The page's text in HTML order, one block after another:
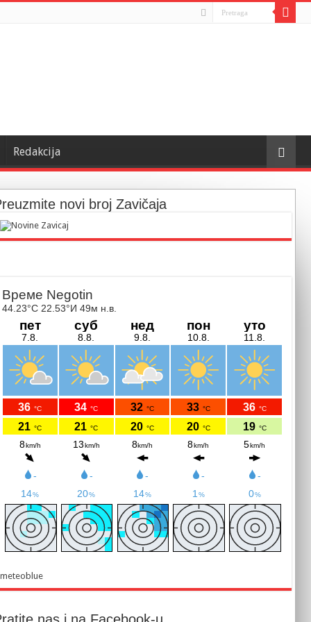
Redakcija
novi broj Zavičaja
meteoblue
nas i na Facebook-u